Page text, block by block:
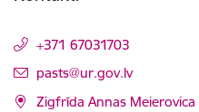
+371 67031703
E-pasts:
pasts@ur.gov.lv
Zigfrīda Annas